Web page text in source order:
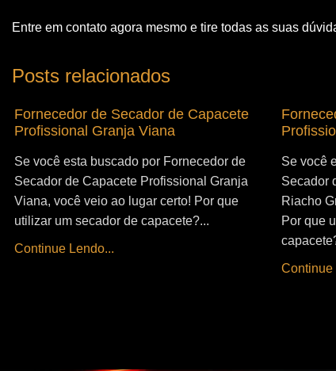
Entre em contato agora mesmo e tire todas as suas
Posts relacionados
Fornecedor de Secador de Capacete
Profissional Granja Viana
Se você esta buscado por Fornecedor de
Secador de Capacete Profissional Granja
Viana, você veio ao lugar certo! Por que
utilizar um secador de capacete?...
Continue Lendo...
Se você
Secador
Riacho
Por que
Continue